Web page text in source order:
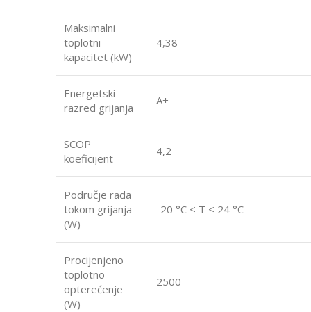
Maksimalni
toplotni
kapacitet (kW)
4,38
Energetski
razred grijanja
A+
SCOP
koeficijent
4,2
Područje rada
tokom grijanja
(W)
-20 °C ≤ T ≤ 24 °C
Procijenjeno
toplotno
opterećenje
(W)
2500